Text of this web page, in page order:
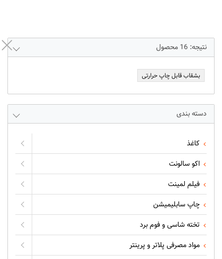
نتیجه: 16 محصول
بشقاب قابل چاپ حرارتی
دسته بندی
کاغذ
اکو سالونت
فیلم لمینت
چاپ سابلیمیشن
تخته شاسی و فوم برد
مواد مصرفی پلاتر و پرینتر